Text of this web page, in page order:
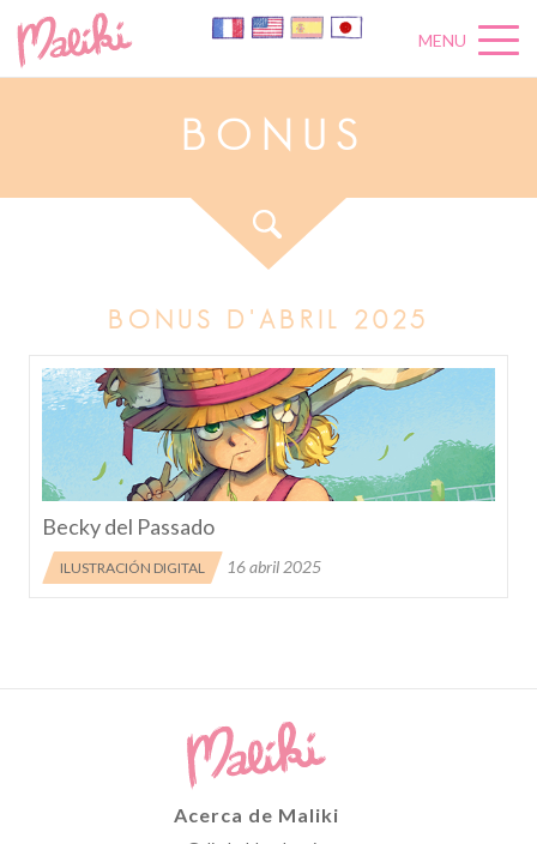
MENU
B O N U S
BONUS D'ABRIL 2025
Becky del Passado
ILUSTRACIÓN DIGITAL 16 abril 2025
Acerca de Maliki